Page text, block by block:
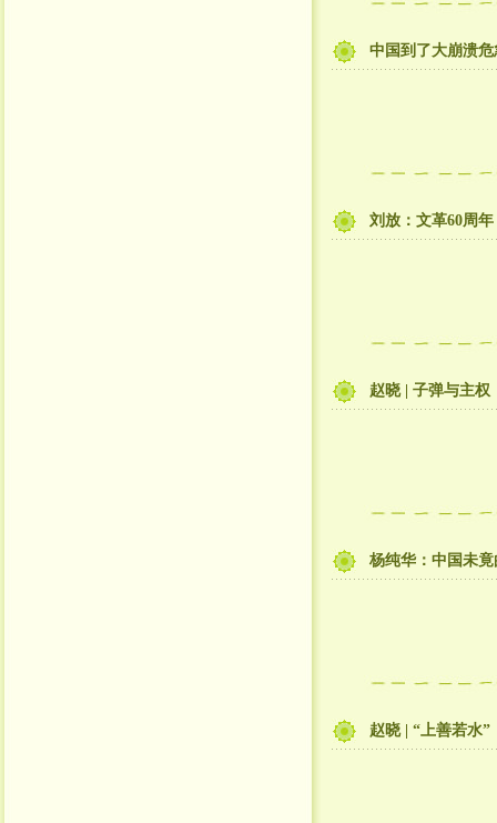
中国到了大崩溃
刘放：文革60周
赵晓 | 子弹与主权
杨纯华：中国未
赵晓 | “上善若水